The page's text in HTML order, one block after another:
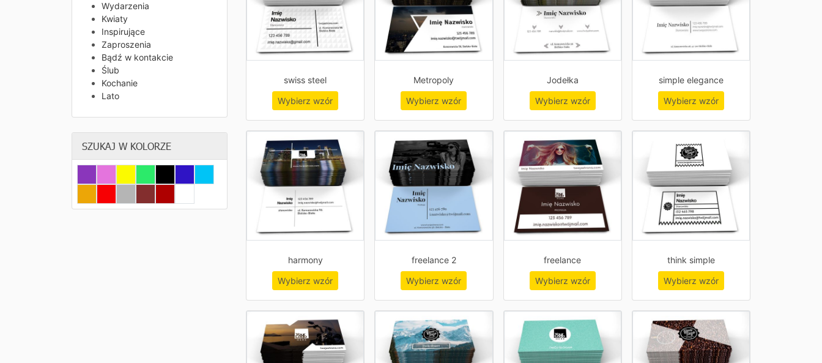
Wydarzenia
Kwiaty
Inspirujące
Zaproszenia
Bądź w kontakcie
Ślub
Kochanie
Lato
SZUKAJ W KOLORZE
swiss steel
Wybierz wzór
Metropoly
Wybierz wzór
Jodełka
Wybierz wzór
simple elegance
Wybierz wzór
harmony
Wybierz wzór
freelance 2
Wybierz wzór
freelance
Wybierz wzór
think simple
Wybierz wzór